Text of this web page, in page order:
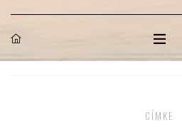
CÍMKE